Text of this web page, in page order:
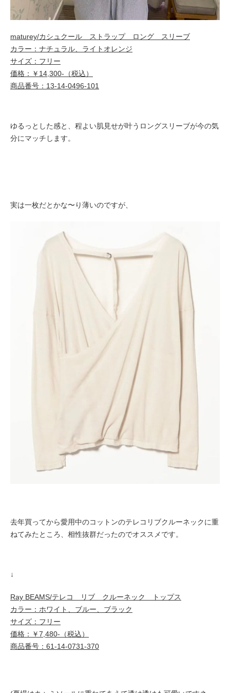
maturey/カシュクール ストラップ ロング スリーブ
カラー：ナチュラル、ライトオレンジ
サイズ：フリー
価格：￥14,300-（税込）
商品番号：13-14-0496-101
ゆるっとした感と、程よい肌見せが叶うロングスリーブが今の気
分にマッチします。
実は一枚だとかな〜り薄いのですが、
去年買ってから愛用中のコットンのテレコリブクルーネックに重
ねてみたところ、相性抜群だったのでオススメです。
↓
Ray BEAMS/テレコ リブ クルーネック トップス
カラー：ホワイト、ブルー、ブラック
サイズ：フリー
価格：￥7,480-（税込）
商品番号：61-14-0731-370